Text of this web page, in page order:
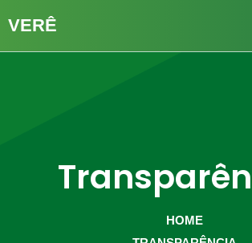
HOME